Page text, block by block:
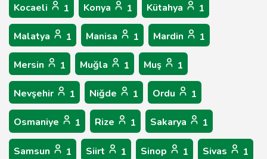
Kocaeli 1 Konya 1 Kütahya 1
Malatya 1 Manisa 1 Mardin 1
Mersin 1 Muğla 1 Muş 1
Nevşehir 1 Niğde 1 Ordu 1
Osmaniye 1 Rize 1 Sakarya 1
Samsun 1 Siirt 1 Sinop 1 Sivas 1